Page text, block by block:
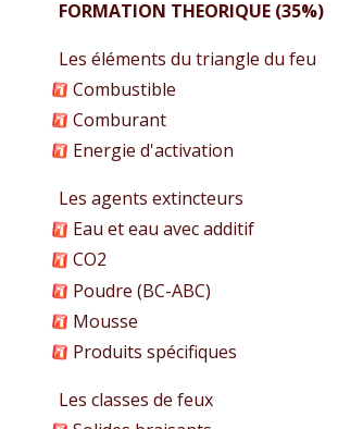
FORMATION THEORIQUE (35%)
Les éléments du triangle du feu
Combustible
Comburant
Energie d'activation
Les agents extincteurs
Eau et eau avec additif
CO2
Poudre (BC-ABC)
Mousse
Produits spécifiques
Les classes de feux